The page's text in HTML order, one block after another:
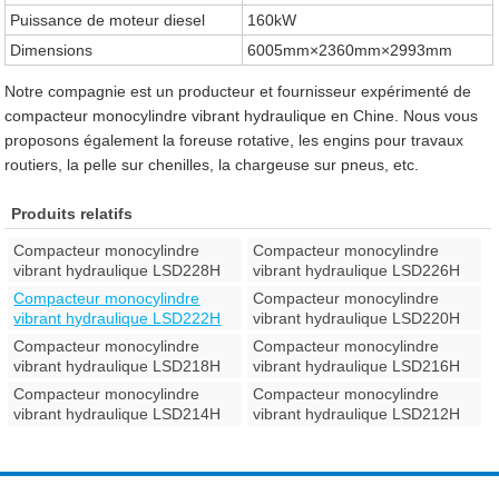
Puissance de moteur diesel
160kW
Dimensions
6005mm×2360mm×2993mm
Notre compagnie est un producteur et fournisseur expérimenté de
compacteur monocylindre vibrant hydraulique en Chine. Nous vous
proposons également la foreuse rotative, les engins pour travaux
routiers, la pelle sur chenilles, la chargeuse sur pneus, etc.
Produits relatifs
Compacteur monocylindre
vibrant hydraulique LSD228H
Compacteur monocylindre
vibrant hydraulique LSD226H
Compacteur monocylindre
vibrant hydraulique LSD222H
Compacteur monocylindre
vibrant hydraulique LSD220H
Compacteur monocylindre
vibrant hydraulique LSD218H
Compacteur monocylindre
vibrant hydraulique LSD216H
Compacteur monocylindre
vibrant hydraulique LSD214H
Compacteur monocylindre
vibrant hydraulique LSD212H